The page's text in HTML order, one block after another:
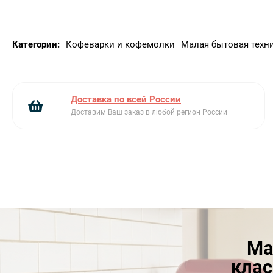
Категории: Кофеварки и кофемолки Малая бытовая
Доставка по всей России
Доставим Ваш заказ в любой регион России